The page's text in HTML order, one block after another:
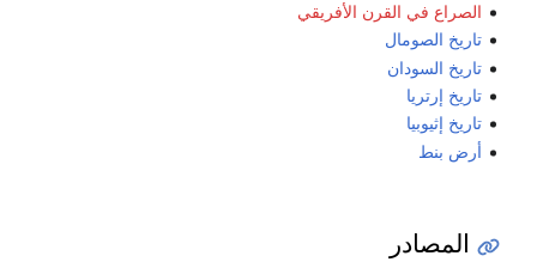
الصراع في القرن الأفريقي
تاريخ الصومال
تاريخ السودان
تاريخ إرتريا
تاريخ إثيوبيا
أرض بنط
المصادر